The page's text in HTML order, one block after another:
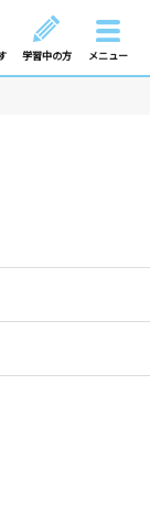
学習中の方 メニュー